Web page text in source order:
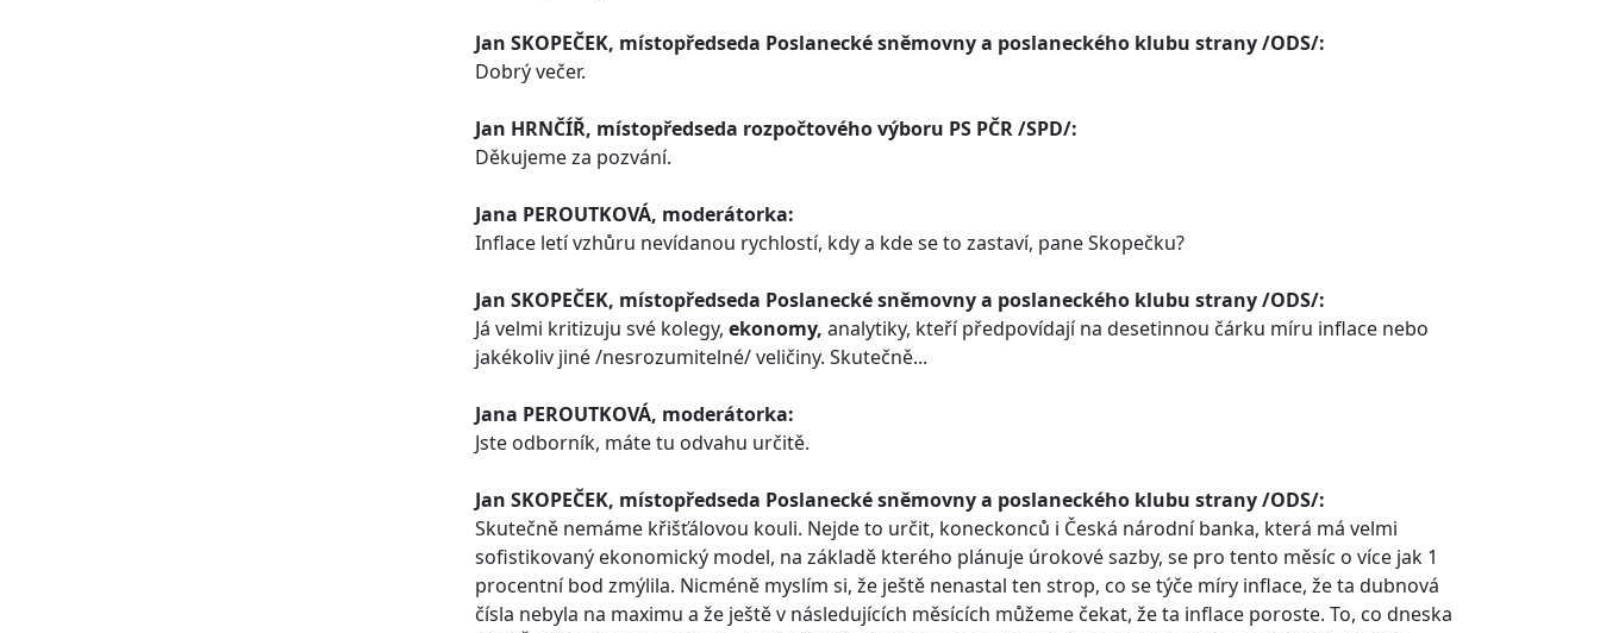
Jan SKOPEČEK, místopředseda Poslanecké sněmovny a poslaneckého klubu strany /ODS/:
Dobrý večer.
Jan HRNČÍŘ, místopředseda rozpočtového výboru PS PČR /SPD/:
Děkujeme za pozvání.
Jana PEROUTKOVÁ, moderátorka:
Inflace letí vzhůru nevídanou rychlostí, kdy a kde se to zastaví, pane Skopečku?
Jan SKOPEČEK, místopředseda Poslanecké sněmovny a poslaneckého klubu strany /ODS/:
Já velmi kritizuju své kolegy, ekonomy, analytiky, kteří předpovídají na desetinnou čárku míru inflace nebo
jakékoliv jiné /nesrozumitelné/ veličiny. Skutečně...
Jana PEROUTKOVÁ, moderátorka:
Jste odborník, máte tu odvahu určitě.
Jan SKOPEČEK, místopředseda Poslanecké sněmovny a poslaneckého klubu strany /ODS/:
Skutečně nemáme křišťálovou kouli. Nejde to určit, koneckonců i Česká národní banka, která má velmi
sofistikovaný ekonomický model, na základě kterého plánuje úrokové sazby, se pro tento měsíc o více jak 1
procentní bod zmýlila. Nicméně myslím si, že ještě nenastal ten strop, co se týče míry inflace, že ta dubnová
čísla nebyla na maximu a že ještě v následujících měsících můžeme čekat, že ta inflace poroste. To, co dneska